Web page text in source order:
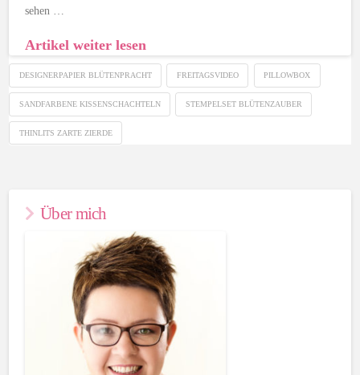
sehen …
Artikel weiter lesen
DESIGNERPAPIER BLÜTENPRACHT FREITAGSVIDEO PILLOWBOX
SANDFARBENE KISSENSCHACHTELN STEMPELSET BLÜTENZAUBER
THINLITS ZARTE ZIERDE
Über mich